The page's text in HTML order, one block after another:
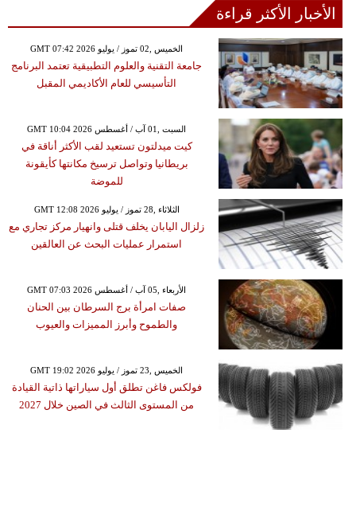
الأخبار الأكثر قراءة
GMT 07:42 2026 الخميس ,02 تموز / يوليو
جامعة التقنية والعلوم التطبيقية تعتمد البرنامج
التأسيسي للعام الأكاديمي المقبل
GMT 10:04 2026 السبت ,01 آب / أغسطس
كيت ميدلتون تستعيد لقب الأكثر أناقة في
بريطانيا وتواصل ترسيخ مكانتها كأيقونة
للموضة
GMT 12:08 2026 الثلاثاء ,28 تموز / يوليو
زلزال اليابان يخلف قتلى وانهيار مركز تجاري مع
استمرار عمليات البحث عن العالقين
GMT 07:03 2026 الأربعاء ,05 آب / أغسطس
صفات امرأة برج السرطان بين الحنان
والطموح وأبرز المميزات والعيوب
GMT 19:02 2026 الخميس ,23 تموز / يوليو
فولكس فاغن تطلق أول سياراتها ذاتية القيادة
من المستوى الثالث في الصين خلال 2027